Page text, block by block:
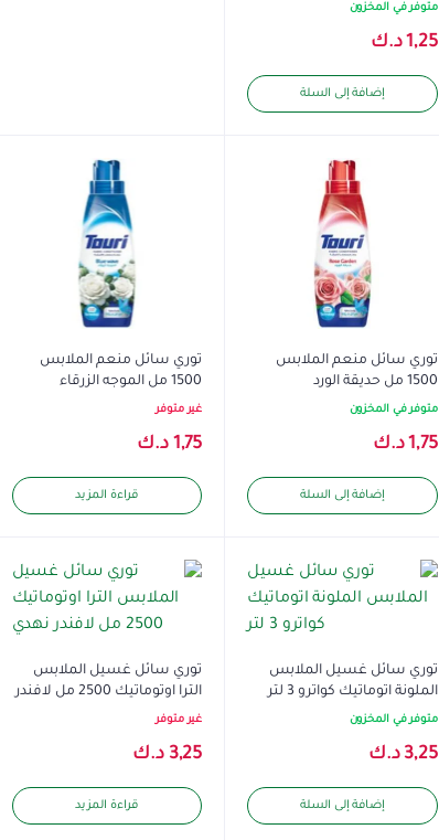
متوفر في المخزون
1,25 د.ك
إضافة إلى السلة
توري سائل منعم الملابس
1500 مل حديقة الورد
متوفر في المخزون
1,75 د.ك
إضافة إلى السلة
توري سائل منعم الملابس
1500 مل الموجه الزرقاء
غير متوفر
1,75 د.ك
قراءة المزيد
توري سائل غسيل الملابس
الملونة اتوماتيك كواترو 3 لتر
متوفر في المخزون
3,25 د.ك
إضافة إلى السلة
توري سائل غسيل الملابس
الترا اوتوماتيك 2500 مل لافندر
نهدي
غير متوفر
3,25 د.ك
قراءة المزيد